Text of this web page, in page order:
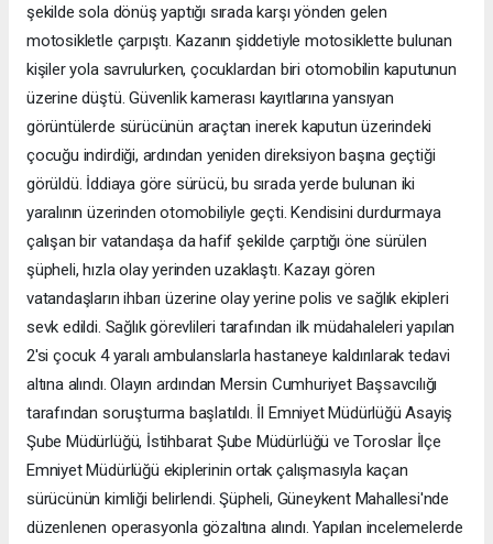
şekilde sola dönüş yaptığı sırada karşı yönden gelen
motosikletle çarpıştı. Kazanın şiddetiyle motosiklette bulunan
kişiler yola savrulurken, çocuklardan biri otomobilin kaputunun
üzerine düştü. Güvenlik kamerası kayıtlarına yansıyan
görüntülerde sürücünün araçtan inerek kaputun üzerindeki
çocuğu indirdiği, ardından yeniden direksiyon başına geçtiği
görüldü. İddiaya göre sürücü, bu sırada yerde bulunan iki
yaralının üzerinden otomobiliyle geçti. Kendisini durdurmaya
çalışan bir vatandaşa da hafif şekilde çarptığı öne sürülen
şüpheli, hızla olay yerinden uzaklaştı. Kazayı gören
vatandaşların ihbarı üzerine olay yerine polis ve sağlık ekipleri
sevk edildi. Sağlık görevlileri tarafından ilk müdahaleleri yapılan
2'si çocuk 4 yaralı ambulanslarla hastaneye kaldırılarak tedavi
altına alındı. Olayın ardından Mersin Cumhuriyet Başsavcılığı
tarafından soruşturma başlatıldı. İl Emniyet Müdürlüğü Asayiş
Şube Müdürlüğü, İstihbarat Şube Müdürlüğü ve Toroslar İlçe
Emniyet Müdürlüğü ekiplerinin ortak çalışmasıyla kaçan
sürücünün kimliği belirlendi. Şüpheli, Güneykent Mahallesi'nde
düzenlenen operasyonla gözaltına alındı. Yapılan incelemelerde